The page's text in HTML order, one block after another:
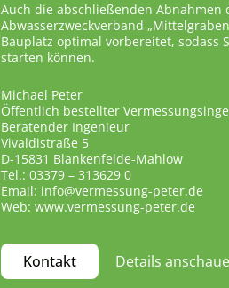
Auch die abschließenden Abnahmen
Abwasserzweckverband
Bauplatz optimal vorbereitet, sodass
starten können.
Michael Peter
Öffentlich bestellter
Beratender Ingenieur
Vivaldistraße 5
D-15831 Blankenfelde-Mahlow
Tel.: 03379 – 313629 0
Email: info@vermessung-peter.de
Web: www.vermessung-peter.de
Kontakt Details